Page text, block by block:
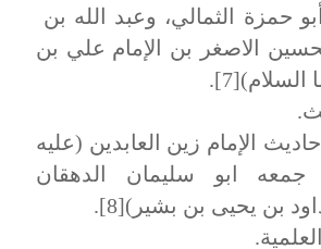
حمزة الثمالي، وعبد الله بن
الاصغر بن الإمام علي بن
الإمام زين العابدين (عليه
جمعه ابو سليمان الدهقان
بن يحيى بن بشير)[8].